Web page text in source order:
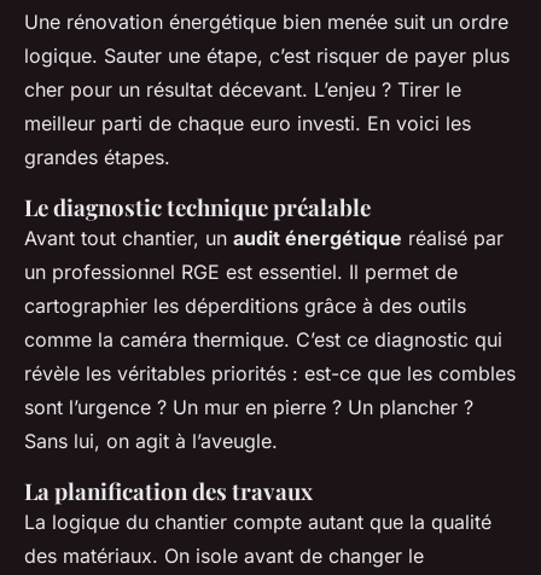
Une rénovation énergétique bien menée suit un ordre
logique. Sauter une étape, c’est risquer de payer plus
cher pour un résultat décevant. L’enjeu ? Tirer le
meilleur parti de chaque euro investi. En voici les
grandes étapes.
Le diagnostic technique préalable
Avant tout chantier, un audit énergétique réalisé par
un professionnel RGE est essentiel. Il permet de
cartographier les déperditions grâce à des outils
comme la caméra thermique. C’est ce diagnostic qui
révèle les véritables priorités : est-ce que les combles
sont l’urgence ? Un mur en pierre ? Un plancher ?
Sans lui, on agit à l’aveugle.
La planification des travaux
La logique du chantier compte autant que la qualité
des matériaux. On isole avant de changer le